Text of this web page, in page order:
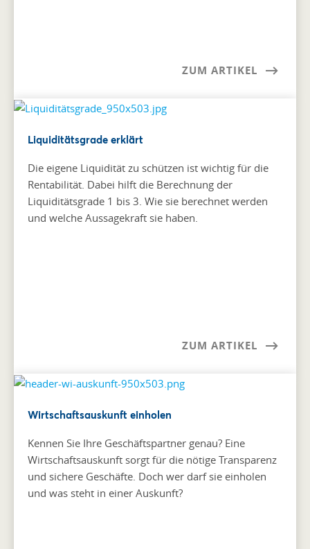
ZUM ARTIKEL
Liquiditätsgrade erklärt
Die eigene Liquidität zu schützen ist wichtig für die
Rentabilität. Dabei hilft die Berechnung der
Liquiditätsgrade 1 bis 3. Wie sie berechnet werden
und welche Aussagekraft sie haben.
ZUM ARTIKEL
Wirtschaftsauskunft einholen
Kennen Sie Ihre Geschäftspartner genau? Eine
Wirtschaftsauskunft sorgt für die nötige Transparenz
und sichere Geschäfte. Doch wer darf sie einholen
und was steht in einer Auskunft?